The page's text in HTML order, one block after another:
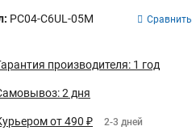
PC04-C6UL-05M Сравнить
производителя: 1 год
2 дня
от 490 ₽ 2-3 дней